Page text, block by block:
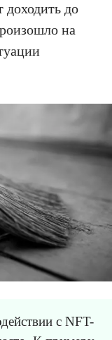
доходить до
на
с NFT-